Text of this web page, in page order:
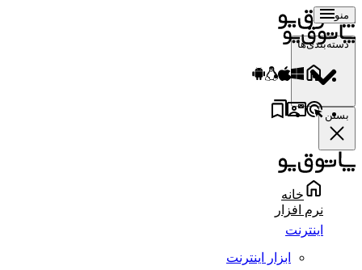
منو
دسته‌بندی‌ها
بستن
خانه
نرم افزار
اینترنت
ابزار اینترنت